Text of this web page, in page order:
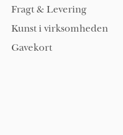
Fragt & Levering
Kunst i virksomheden
Gavekort